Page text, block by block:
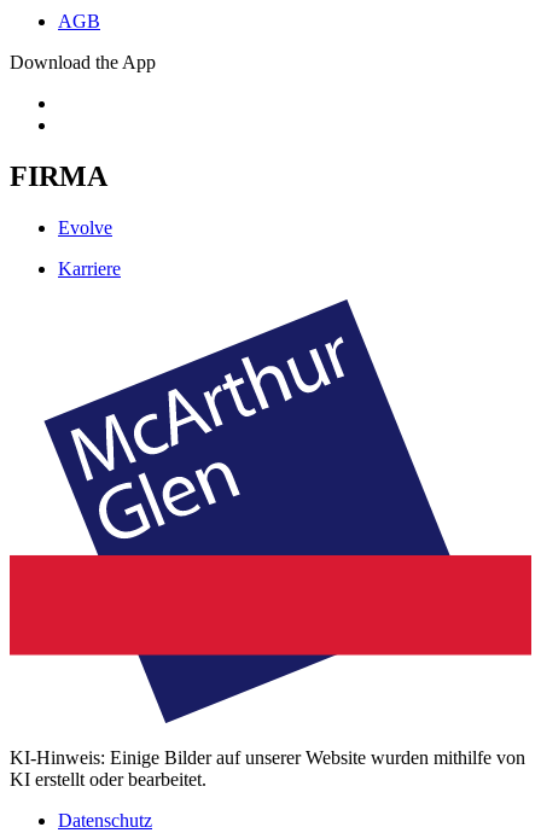
AGB
Download the App
FIRMA
Evolve
Karriere
KI-Hinweis: Einige Bilder auf unserer Website wurden mithilfe von
KI erstellt oder bearbeitet.
Datenschutz